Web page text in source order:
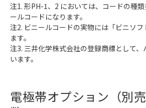
注1. 形PH-1、2 においては、コードの種
ールコードになります。
注2. ビニールコードの実物には「ビニソ
ます。
注3. 三井化学株式会社の登録商標として
います。
電極帯オプション（別